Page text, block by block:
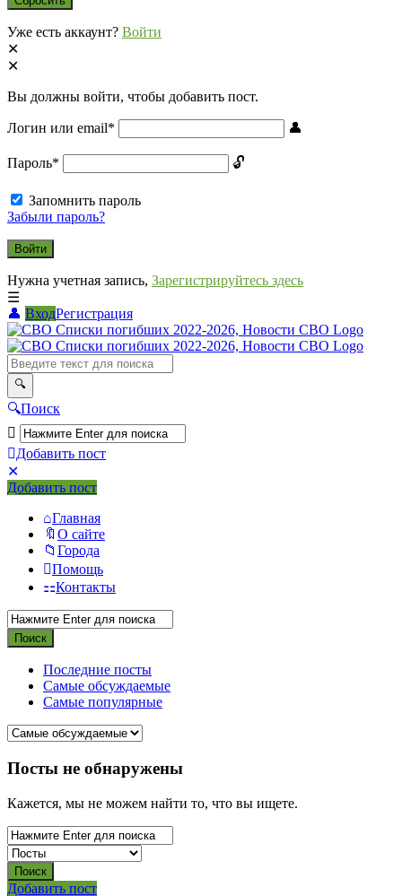
Уже есть аккаунт? Войти
Вы должны войти, чтобы добавить пост.
Логин или email*
Пароль*
Запомнить пароль
Забыли пароль?
Нужна учетная запись, Зарегистрируйтесь здесь
ВходРегистрация
СВО
Списки
погибших
2022-
2026,
Новости
СВО
Поиск
Добавить пост
Мобильное
меню
Добавить пост
Главная
О сайте
Города
Помощь
Контакты
Последние посты
Самые обсуждаемые
Самые популярные
СВО
Списки
погибших
2022-
2026,
Новости
Посты не обнаружены
Кажется, мы не можем найти то, что вы ищете.
Боковая
Добавить пост